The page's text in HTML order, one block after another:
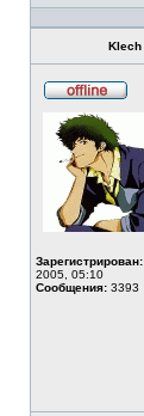
Klech
Зарегистрирован:
2005, 05:10
Сообщения: 3393